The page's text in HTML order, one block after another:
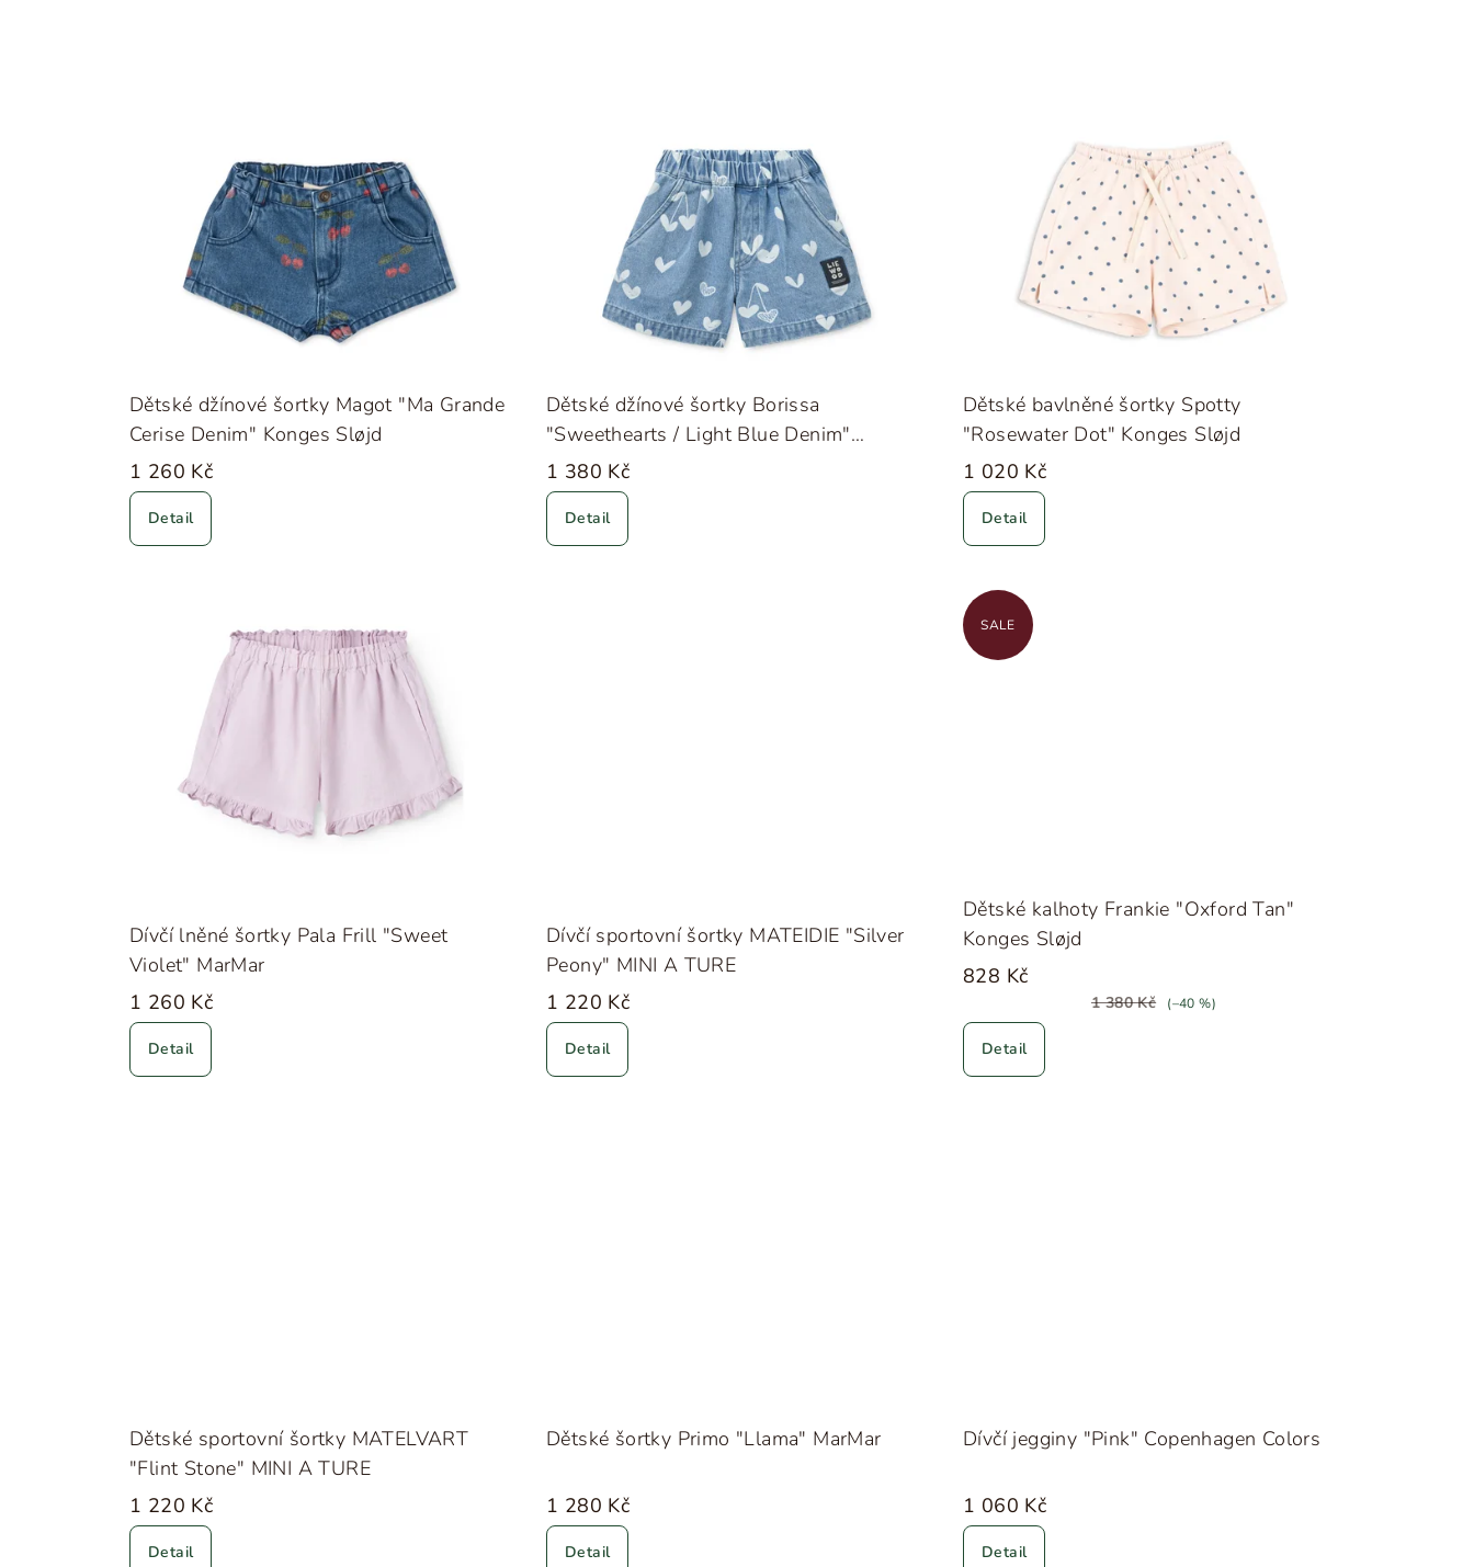
Dětské džínové šortky Magot "Ma Grande
Cerise Denim" Konges Sløjd
1 260 Kč
Detail
Dětské džínové šortky Borissa
"Sweethearts / Light Blue Denim"
Liewood
1 380 Kč
Detail
Dětské bavlněné šortky Spotty
"Rosewater Dot" Konges Sløjd
1 020 Kč
Detail
Dívčí lněné šortky Pala Frill "Sweet
Violet" MarMar
1 260 Kč
Detail
Dívčí sportovní šortky MATEIDIE "Silver
Peony" MINI A TURE
1 220 Kč
Detail
SALE
Dětské kalhoty Frankie "Oxford Tan"
Konges Sløjd
828 Kč
1 380 Kč (–40 %)
Detail
Dětské sportovní šortky MATELVART
"Flint Stone" MINI A TURE
1 220 Kč
Detail
Dětské šortky Primo "Llama" MarMar
1 280 Kč
Detail
Dívčí jegginy "Pink" Copenhagen Colors
1 060 Kč
Detail